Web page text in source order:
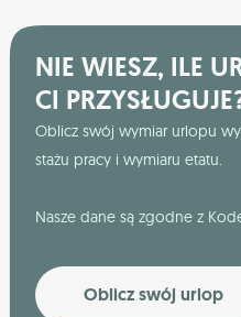
NIE WIESZ, ILE
CI
Oblicz swój wymiar urlopu
stażu pracy i wymiaru etatu.
Nasze dane są zgodne z
Oblicz swój urlop